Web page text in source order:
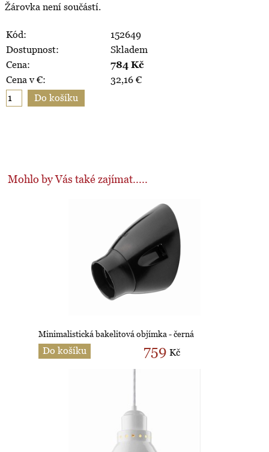
Žárovka není součástí.
Kód:
152649
Dostupnost:
Skladem
Cena:
784 Kč
Cena v €:
32,16 €
Mohlo by Vás také zajímat.....
Minimalistická bakelitová objímka - černá
Do košíku 759 Kč